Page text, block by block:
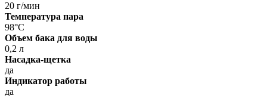
20 г/мин
Температура пара
98°C
Объем бака для воды
0,2 л
Насадка-щетка
да
Индикатор работы
да